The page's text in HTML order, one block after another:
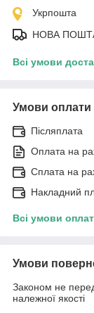
Укрпошта
НОВА
Всі умови
Умови оплати
Післяплата
Оплата на
Сплата на
Накладний
Всі умови
Умови
Законом не
належної якості